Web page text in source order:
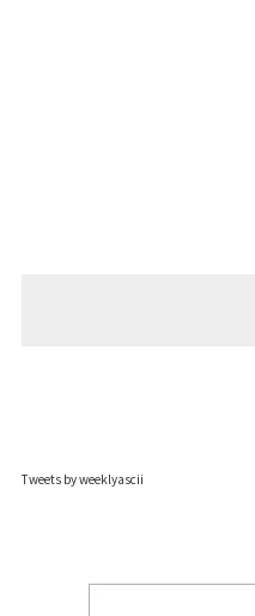
Tweets by weeklyascii